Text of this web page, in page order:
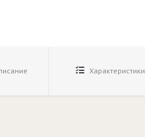
Характеристики